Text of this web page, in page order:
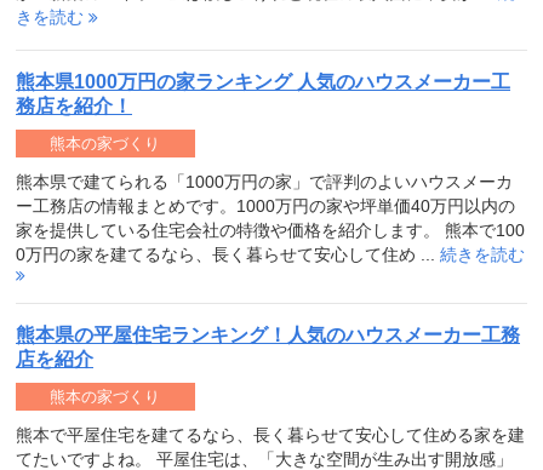
きを読む
熊本県1000万円の家ランキング 人気のハウスメーカー工
務店を紹介！
熊本県で建てられる「1000万円の家」で評判のよいハウスメーカ
ー工務店の情報まとめです。1000万円の家や坪単価40万円以内の
家を提供している住宅会社の特徴や価格を紹介します。 熊本で100
0万円の家を建てるなら、長く暮らせて安心して住め ... 続きを読む
熊本の家づくり
熊本県の平屋住宅ランキング！人気のハウスメーカー工務
店を紹介
熊本で平屋住宅を建てるなら、長く暮らせて安心して住める家を建
てたいですよね。 平屋住宅は、「大きな空間が生み出す開放感」
熊本の家づくり